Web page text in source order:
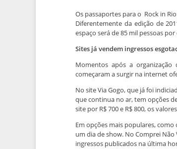
Os passaportes para o Rock in
Diferentemente da edição de
espaço será de 85 mil pessoas por
Sites já vendem ingressos
Momentos após a
começaram a surgir na internet
No site Via Gogo, que já foi
que continua no ar, tem opções
site por R$ 700 e R$ 800, os
Em opções mais populares,
um dia de show. No Comprei
ingressos publicados na última